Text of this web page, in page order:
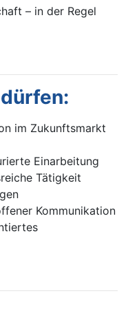
– in der Regel
im Zukunftsmarkt
Einarbeitung
Tätigkeit
Kommunikation